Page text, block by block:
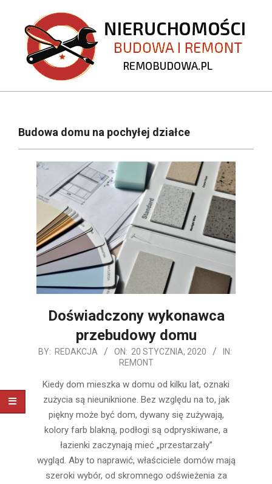
content
REMOBUDOWA.PL
NavigationBudowa domu na pochyłej działce
Doświadczony wykonawca
przebudowy domu
2020-
20
BY: REDAKCJA ON: 20 STYCZNIA, 2020
IN:
REMONT
Kiedy dom mieszka w domu od kilku lat, oznaki
zużycia są nieuniknione. Bez względu na to, jak
piękny może być dom, dywany się zużywają,
kolory farb blakną, podłogi są odpryskiwane, a
łazienki zaczynają mieć „przestarzały”
wygląd. Aby to naprawić, właściciele domów mają
szeroki wybór, od skromnego odświeżenia za